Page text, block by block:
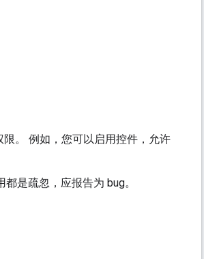
。 例如，您可以启用控件，允许
是疏忽，应报告为 bug。